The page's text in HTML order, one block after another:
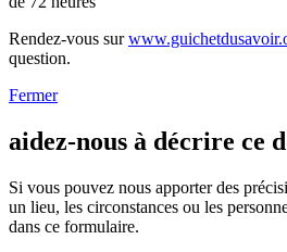
Rendez-vous sur
question.
Fermer
aidez-nous à décrire ce
Si vous pouvez nous apporter des
un lieu, les circonstances ou les
dans ce formulaire.